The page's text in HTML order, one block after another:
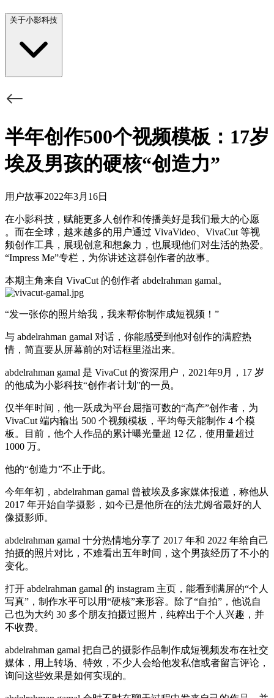
关于小影科技
半年创作500个视频模板：17岁
埃及男孩的硬核“创造力”
用户故事2022年3月16日
在小影科技，赋能更多人创作和传播美好是我们最大的心愿
。而在全球，越来越多的用户通过 VivaVideo、VivaCut 等视
频创作工具，展现创意和想象力，也展现他们对生活的热爱。
“Impress Me”专栏，为你讲述这群创作者的故事。
本期主角来自 VivaCut 的创作者 abdelrahman gamal。
“发一张你的照片给我，我来帮你制作成短视频！”
与 abdelrahman gamal 对话，你能感受到他对创作的满腔热
情，简直要从屏幕前的对话框里溢出来。
abdelrahman gamal 是 VivaCut 的资深用户，2021年9月，17 岁
的他成为小影科技“创作者计划”的一员。
仅半年时间，他一跃成为平台屈指可数的“高产”创作者，为
VivaCut 端内输出 500 个视频模板，平均每天能制作 4 个模
板。目前，他个人作品的累计曝光量超 12 亿，使用量超过
1000 万。
他的“创造力”不止于此。
今年年初，abdelrahman gamal 曾被埃及多家媒体报道，称他从
2017 年开始自学摄影，如今已是他所在的法尤姆省最好的人
像摄影师。
abdelrahman gamal 十分热情地分享了 2017 年和 2022 年给自己
拍摄的照片对比，不难看出五年时间，这个男孩经历了不小的
变化。
打开 abdelrahman gamal 的 instagram 主页，能看到满屏的“个人
写真”，制作水平可以用“硬核”来形容。除了“自拍”，他说自
己也为大约 30 多个朋友拍摄过照片，纯粹出于个人兴趣，并
不收费。
abdelrahman gamal 把自己的摄影作品制作成短视频发布在社交
媒体，用上转场、特效，不少人会给他发私信或者留言评论，
询问这些效果是如何实现的。